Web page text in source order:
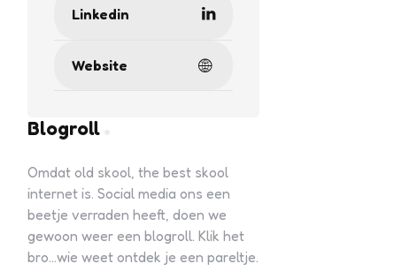
Linkedin
Website
Blogroll
Omdat old skool, the best skool
internet is. Social media ons een
beetje verraden heeft, doen we
gewoon weer een blogroll. Klik het
bro...wie weet ontdek je een pareltje.